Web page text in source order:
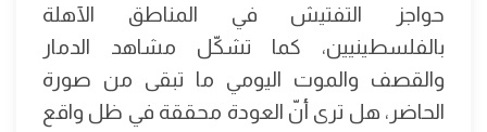
حواجز التفتيش في المناطق الآهلة
بالفلسطينيين، كما تشكّل مشاهد الدمار
والقصف والموت اليومي ما تبقى من صورة
الحاضر، هل ترى أنّ العودة محققة في ظل واقع